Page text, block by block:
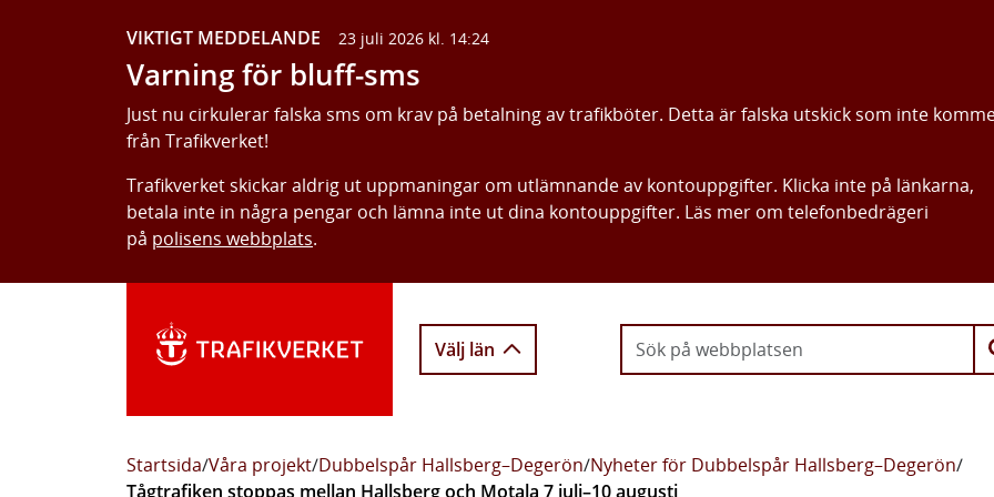
VIKTIGT MEDDELANDE 23 juli 2026 kl. 14:24
Varning för bluff-sms
Just nu cirkulerar falska sms om krav på betalning av trafikböter. Detta är falska utskick som inte
från Trafikverket!
Trafikverket skickar aldrig ut uppmaningar om utlämnande av kontouppgifter. Klicka inte på länkarna,
betala inte in några pengar och lämna inte ut dina kontouppgifter. Läs mer om telefonbedrägeri
på polisens webbplats.
Välj län
Startsida/Våra projekt/Dubbelspår Hallsberg–Degerön/Nyheter för Dubbelspår Hallsberg–Degerön/
Tågtrafiken stoppas mellan Hallsberg och Motala 7 juli–10 augusti